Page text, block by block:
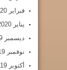
فبراير 2020
يناير 2020
ديسمبر 2019
نوفمبر 2019
أكتوبر 2019